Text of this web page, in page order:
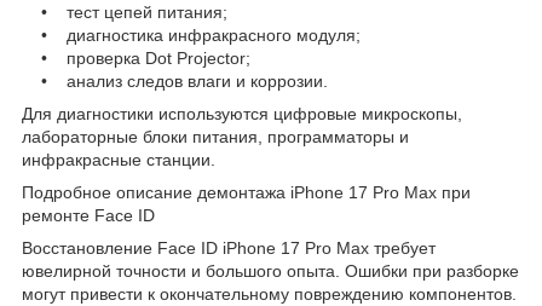
• тест цепей питания;
• диагностика инфракрасного модуля;
• проверка Dot Projector;
• анализ следов влаги и коррозии.
Для диагностики используются цифровые микроскопы,
лабораторные блоки питания, программаторы и
инфракрасные станции.
Подробное описание демонтажа iPhone 17 Pro Max при
ремонте Face ID
Восстановление Face ID iPhone 17 Pro Max требует
ювелирной точности и большого опыта. Ошибки при разборке
могут привести к окончательному повреждению компонентов.